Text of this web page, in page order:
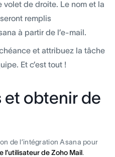
volet de droite. Le nom et la
remplis
à partir de l’e-mail.
et attribuez la tâche
Et c’est tout !
et obtenir de
de l’intégration Asana pour
l’utilisateur de Zoho Mail.